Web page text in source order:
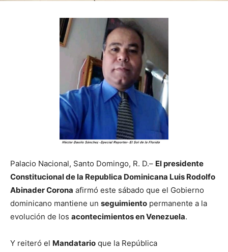
Palacio Nacional, Santo Domingo, R. D.– El presidente
Constitucional de la Republica Dominicana Luis Rodolfo
Abinader Corona afirmó este sábado que el Gobierno
dominicano mantiene un seguimiento permanente a la
evolución de los acontecimientos en Venezuela.
Y reiteró el Mandatario que la República